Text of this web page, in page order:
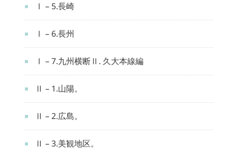
Ⅰ – 5.長崎
Ⅰ – 6.長州
Ⅰ – 7.九州横断Ⅱ. 久大本線編
Ⅱ – 1.山陽。
Ⅱ – 2.広島。
Ⅱ – 3.美観地区。